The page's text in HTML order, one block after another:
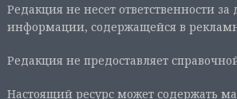
Редакция не несет ответственности за
информации, содержащейся в
Редакция не предоставляет
Настоящий ресурс может содержать